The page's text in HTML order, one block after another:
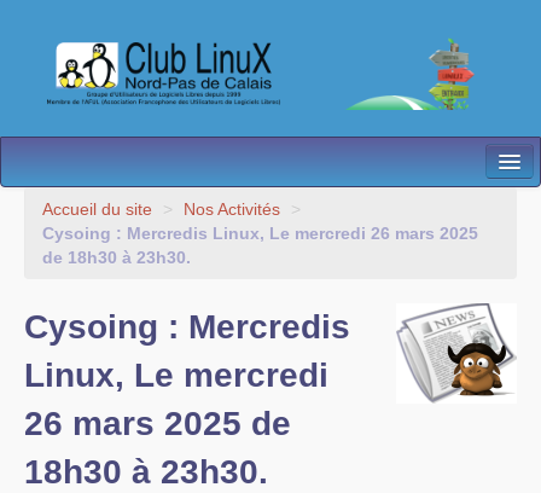
L’Association
Nos Activités
Contact
Les antennes
Accueil du site > Nos Activités
>
Cysoing : Mercredis Linux, Le mercredi 26 mars 2025
de 18h30 à 23h30.
Cysoing : Mercredis
Linux, Le mercredi
26 mars 2025 de
18h30 à 23h30.